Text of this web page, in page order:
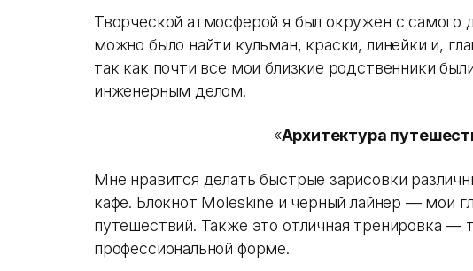
Творческой атмосферой я был окружен с самого
можно было найти кульман, краски, линейки и,
так как почти все мои близкие родственники
инженерным делом.
«Архитектура
Мне нравится делать быстрые зарисовки
кафе. Блокнот Moleskine и черный лайнер — мои
путешествий. Также это отличная тренировка —
профессиональной форме.